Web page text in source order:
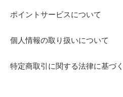
ポイントサービスについて
個人情報の取り扱いについて
特定商取引に関する法律に基づ